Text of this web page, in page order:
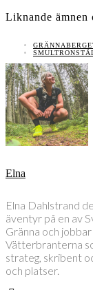
Liknande ämnen
Elna
Elna Dahlstrand
äventyr på en av
Gränna och
Vätterbranterna
strateg, skribent
och platser.